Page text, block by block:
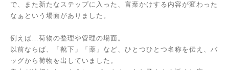
で、また新たなステップに入った、言葉かけする内容が変わった
なぁという場面がありました。
例えば…荷物の整理や管理の場面。
以前ならば、「靴下」「薬」など、ひとつひとつ名称を伝え、バ
ッグから荷物を出していました。